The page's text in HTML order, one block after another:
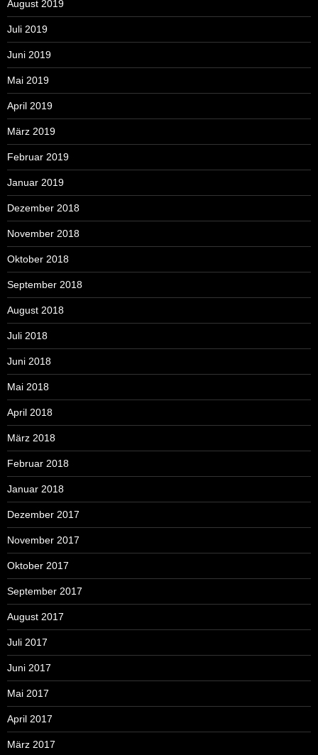
August 2019
Juli 2019
Juni 2019
Mai 2019
April 2019
März 2019
Februar 2019
Januar 2019
Dezember 2018
November 2018
Oktober 2018
September 2018
August 2018
Juli 2018
Juni 2018
Mai 2018
April 2018
März 2018
Februar 2018
Januar 2018
Dezember 2017
November 2017
Oktober 2017
September 2017
August 2017
Juli 2017
Juni 2017
Mai 2017
April 2017
März 2017